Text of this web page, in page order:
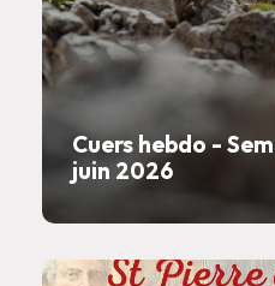
Cuers hebdo -
juin 2026